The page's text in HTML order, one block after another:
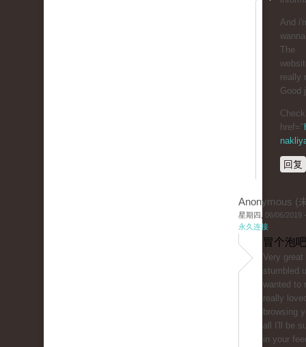
And
The
really
Good
href="
回复
Anonymous (
星期四, 06/06/2019
永久连接
冒个泡
Very
stumbled
wanted to
really
browsing
all I'll be
in your